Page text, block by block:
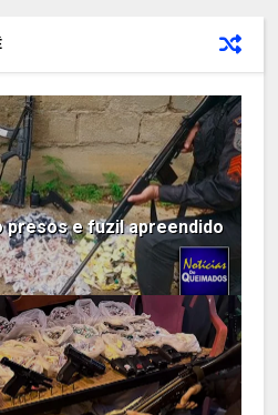
presos e fuzil apreendido